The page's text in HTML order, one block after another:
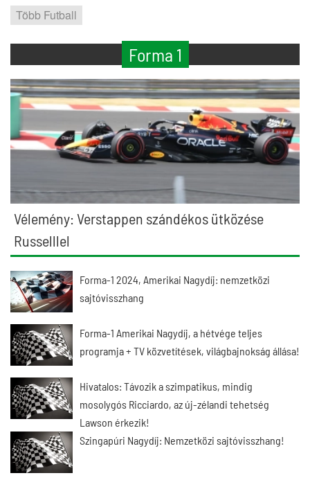
Több Futball
Forma 1
Vélemény: Verstappen szándékos ütközése
Russelllel
Forma-1 2024, Amerikai Nagydíj: nemzetközi
sajtóvisszhang
Forma-1 Amerikai Nagydíj, a hétvége teljes
programja + TV közvetítések, világbajnokság állása!
Hivatalos: Távozik a szimpatikus, mindig
mosolygós Ricciardo, az új-zélandi tehetség
Lawson érkezik!
Szingapúri Nagydíj: Nemzetközi sajtóvisszhang!